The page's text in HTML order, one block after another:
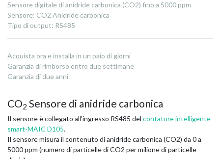
Sensore digitale di anidride carbonica (CO2) fino a 5000 ppm
Sensore: CO2 Anidride carbonica
Tipo di output: RS485
Acquista ora e installa in un paio di giorni
Garanzia di rimborso entro due settimane
Garanzia di due anni
CO2 Sensore di anidride carbonica
Il sensore è collegato all'ingresso RS485 del contatore intelligente
smart-MAIC D105.
Il sensore misura il contenuto di anidride carbonica (CO2) da 0 a
5000 ppm (numero di particelle di CO2 per milione di particelle